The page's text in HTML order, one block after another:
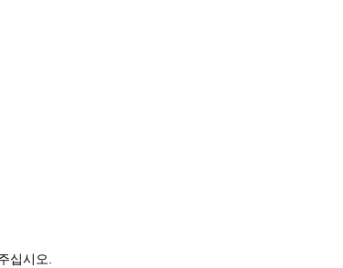
십시오